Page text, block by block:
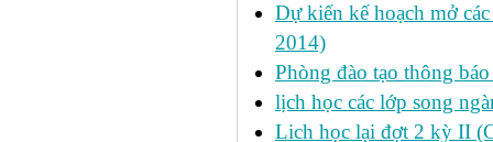
Dự kiến kế hoạch mở
2014)
Phòng đào tạo thông
lịch học các lớp song
Lich học lại đợt 2 kỳ II